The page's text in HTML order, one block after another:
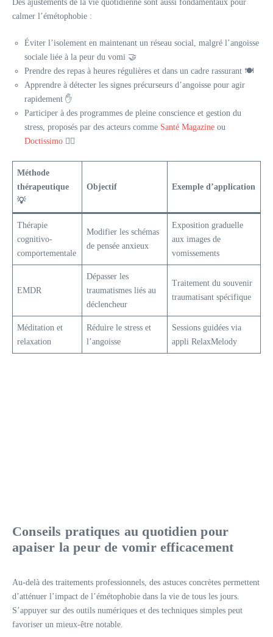
Des ajustements de la vie quotidienne sont aussi fondamentaux pour
calmer l’émétophobie :
Éviter l’isolement en maintenant un réseau social, malgré l’angoisse
sociale liée à la peur du vomi 🤝
Prendre des repas à heures régulières et dans un cadre rassurant 🍽️
Apprendre à détecter les signes précurseurs d’angoisse pour agir
rapidement ✋
Participer à des programmes de pleine conscience et gestion du
stress, proposés par des acteurs comme Santé Magazine ou
Doctissimo 🧘‍♂️
Méthode
thérapeutique
💡
Objectif Exemple d’application
Thérapie
cognitivo-
comportementale
Modifier les schémas
de pensée anxieux
Exposition graduelle
aux images de
vomissements
EMDR
Dépasser les
traumatismes liés au
déclencheur
Traitement du souvenir
traumatisant spécifique
Méditation et
relaxation
Réduire le stress et
l’angoisse
Sessions guidées via
appli RelaxMelody
Conseils pratiques au quotidien pour
apaiser la peur de vomir efficacement
Au-delà des traitements professionnels, des astuces concrètes permettent
d’atténuer l’impact de l’émétophobie dans la vie de tous les jours.
S’appuyer sur des outils numériques et des techniques simples peut
favoriser un mieux-être notable.